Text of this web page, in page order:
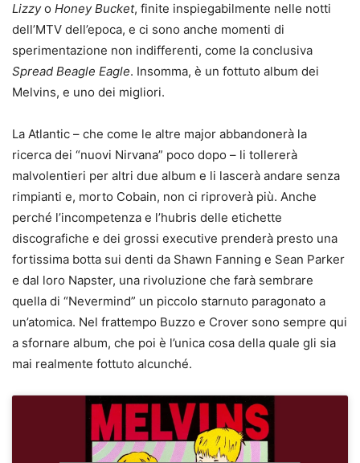
Lizzyo Honey Bucket, finite inspiegabilmente nelle notti
dell’MTV dell’epoca, e ci sono anche momenti di
sperimentazione non indifferenti, come la conclusiva
Spread Beagle Eagle. Insomma, è un fottuto album dei
Melvins, e uno dei migliori.
La Atlantic – che come le altre major abbandonerà la
ricerca dei “nuovi Nirvana” poco dopo – li tollererà
malvolentieri per altri due album e li lascerà andare senza
rimpianti e, morto Cobain, non ci riproverà più. Anche
perché l’incompetenza e l’hubris delle etichette
discografiche e dei grossi executive prenderà presto una
fortissima botta sui denti da Shawn Fanning e Sean Parker
e dal loro Napster, una rivoluzione che farà sembrare
quella di “Nevermind” un piccolo starnuto paragonato a
un’atomica. Nel frattempo Buzzo e Crover sono sempre qui
a sfornare album, che poi è l’unica cosa della quale gli sia
mai realmente fottuto alcunché.